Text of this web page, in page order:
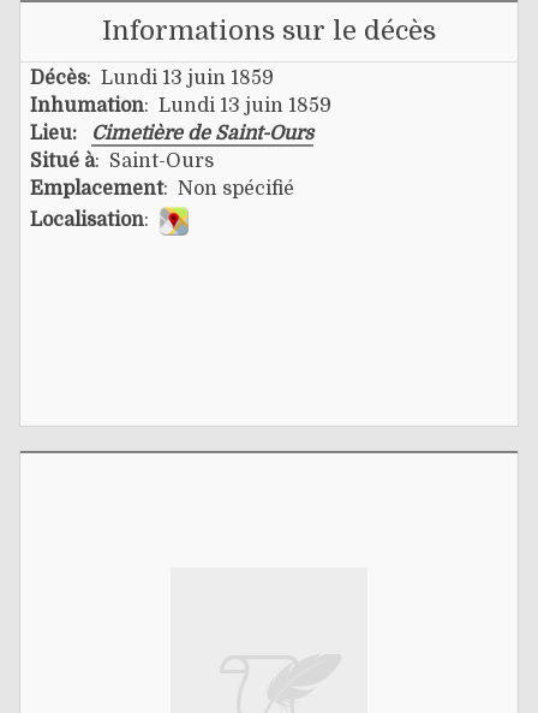
Informations sur le décès
Décès: Lundi 13 juin 1859
Inhumation: Lundi 13 juin 1859
Lieu:
Cimetière de Saint-Ours
Situé à: Saint-Ours
Emplacement: Non spécifié
Localisation: